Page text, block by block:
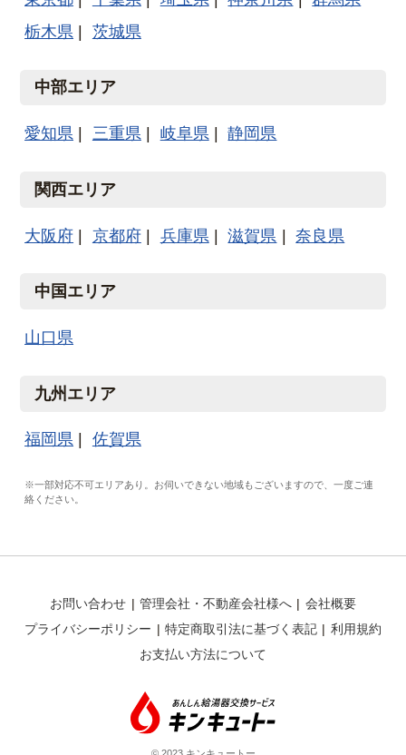
栃木県
茨城県
中部エリア
愛知県 三重県 岐阜県 静岡県
関西エリア
大阪府 京都府 兵庫県 滋賀県 奈良県
中国エリア
山口県
九州エリア
福岡県 佐賀県
※一部対応不可エリアあり。お伺いできない地域もございますので、一度ご連
絡ください。
お問い合わせ 管理会社・不動産会社様へ
会社概要
プライバシーポリシー
特定商取引法に基づく表記
利用規約
お支払い方法について